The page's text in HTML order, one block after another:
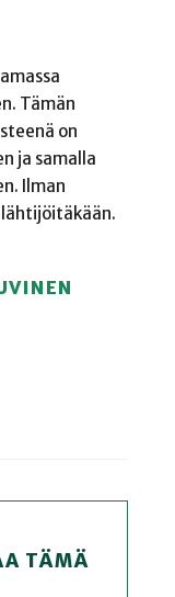
Tämän
on
ja samalla
Ilman
lähtijöitäkään.
TÄMÄ